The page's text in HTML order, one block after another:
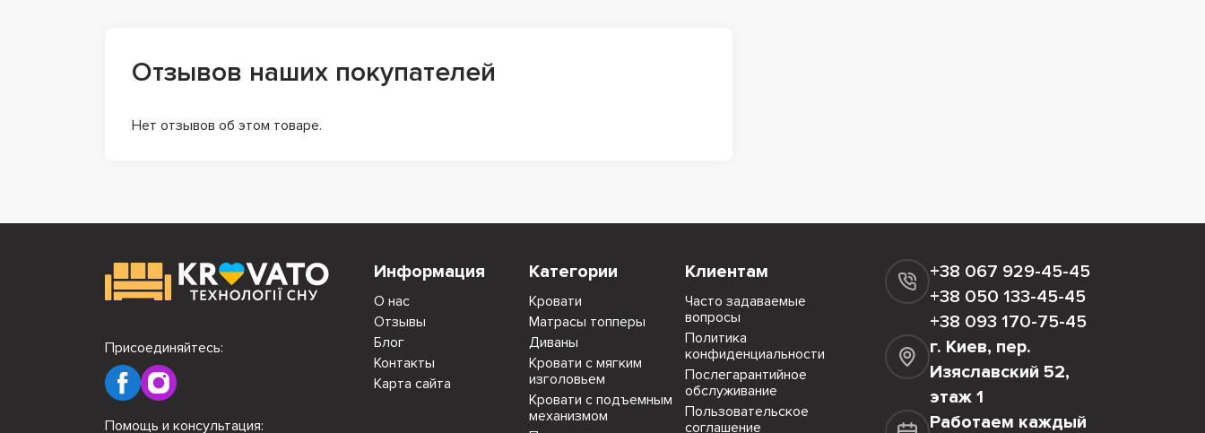
Отзывов наших покупателей
Нет отзывов об этом товаре.
Информация
О нас
Отзывы
Блог
Контакты
Карта сайта
Категории
Кровати
Матрасы топперы
Диваны
Кровати с мягким
изголовьем
Кровати с подъемным
механизмом
Клиентам
Часто задаваемые
вопросы
Политика
конфиденциальности
Послегарантийное
обслуживание
Пользовательское
соглашение
+38 067 929-45-45
+38 050 133-45-45
+38 093 170-75-45
г. Киев, пер.
Изяславский 52,
этаж 1
Работаем каждый
Присоединяйтесь:
Помощь и консультация: